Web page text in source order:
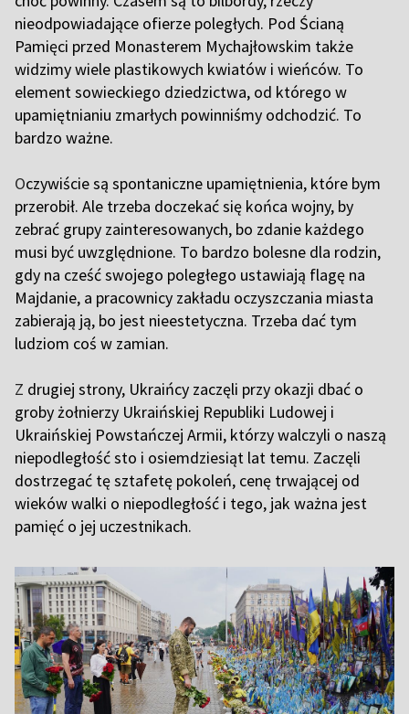
nieodpowiadające ofierze poległych. Pod Ścianą
Pamięci przed Monasterem Mychajłowskim także
widzimy wiele plastikowych kwiatów i wieńców. To
element sowieckiego dziedzictwa, od którego w
upamiętnianiu zmarłych powinniśmy odchodzić. To
bardzo ważne.
Oczywiście są spontaniczne upamiętnienia, które bym
przerobił. Ale trzeba doczekać się końca wojny, by
zebrać grupy zainteresowanych, bo zdanie każdego
musi być uwzględnione. To bardzo bolesne dla rodzin,
gdy na cześć swojego poległego ustawiają flagę na
Majdanie, a pracownicy zakładu oczyszczania miasta
zabierają ją, bo jest nieestetyczna. Trzeba dać tym
ludziom coś w zamian.
Z drugiej strony, Ukraińcy zaczęli przy okazji dbać o
groby żołnierzy Ukraińskiej Republiki Ludowej i
Ukraińskiej Powstańczej Armii, którzy walczyli o naszą
niepodległość sto i osiemdziesiąt lat temu. Zaczęli
dostrzegać tę sztafetę pokoleń, cenę trwającej od
wieków walki o niepodległość i tego, jak ważna jest
pamięć o jej uczestnikach.